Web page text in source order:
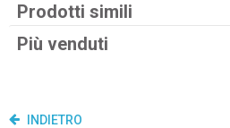
Prodotti simili
Più venduti
INDIETRO